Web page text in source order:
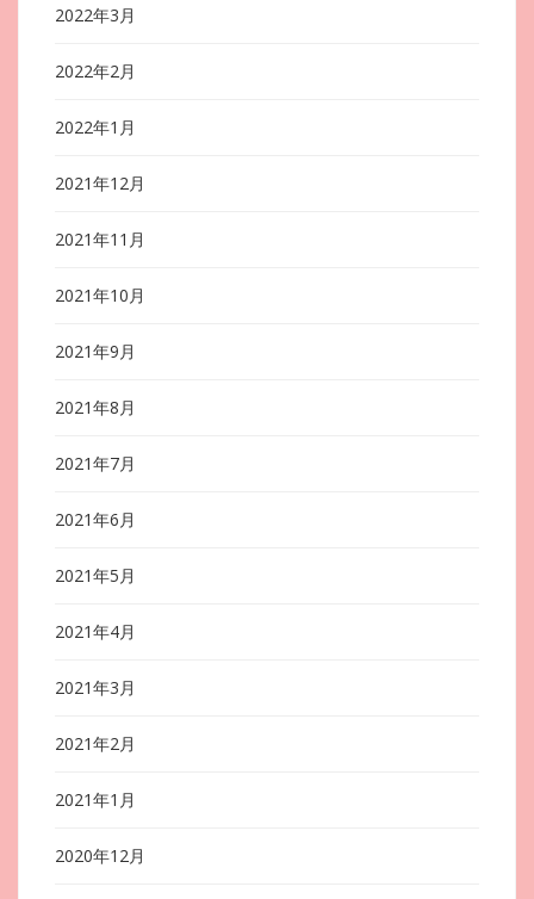
2022年3月
2022年2月
2022年1月
2021年12月
2021年11月
2021年10月
2021年9月
2021年8月
2021年7月
2021年6月
2021年5月
2021年4月
2021年3月
2021年2月
2021年1月
2020年12月